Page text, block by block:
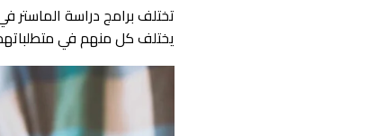
تختلف برامج دراسة الماستر
يختلف كل منهم في